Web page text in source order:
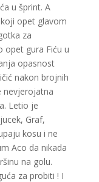
u šprint. A
opet glavom
za
opet gura Fiću u
opasnost
nakon brojnih
nevjerojatna
Letio je
Graf,
kosu i ne
Aco da nikada
na golu.
za probiti ! I